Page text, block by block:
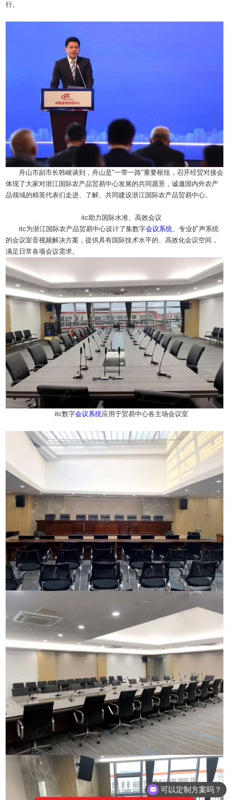
行。
舟山市副市长韩峻谈到，舟山是"一带一路"重要枢纽，召开经贸对接会
体现了大家对浙江国际农产品贸易中心发展的共同愿景，诚邀国内外农产
品领域的精英代表们走进、了解、共同建设浙江国际农产品贸易中心。
itc助力国际水准、高效会议
itc为浙江国际农产品贸易中心设计了集数字会议系统、专业扩声系统
的会议室音视频解决方案，提供具有国际技术水平的、高效化会议空间，
满足日常各项会议需求。
itc数字会议系统应用于贸易中心各主场会议室
可以定制方案吗？
你们电话多少？